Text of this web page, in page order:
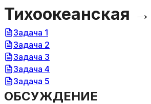
Тихоокеанская
Задача 1
Задача 2
Задача 3
Задача 4
Задача 5
ОБСУЖДЕНИЕ